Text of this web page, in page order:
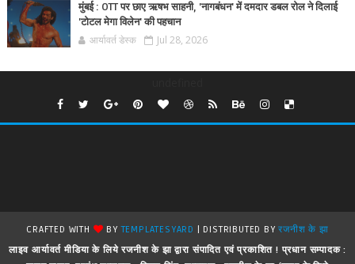
मुंबई : OTT पर छाए ऋषभ साहनी, 'नागबंधन' में दमदार डबल रोल ने दिलाई
'टोटल मेगा विलेन' की पहचान
आर्यावर्त डेस्क Jul 28, 2026
CRAFTED WITH BYTEMPLATESYARD | DISTRIBUTED BYरजनीश के झा
लाइव आर्यावर्त मीडिया के लिये रजनीश के झा द्वारा संपादित एवं प्रकाशित ! प्रधान सम्पादक :